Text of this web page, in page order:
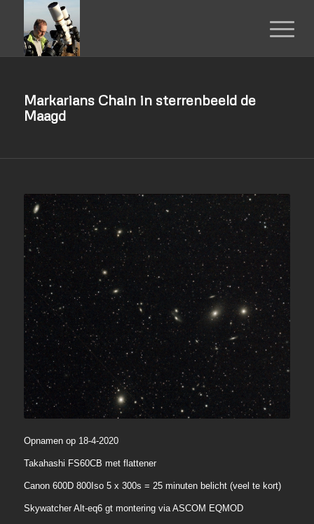
Markarians Chain in sterrenbeeld de
Maagd
Opnamen op 18-4-2020
Takahashi FS60CB met flattener
Canon 600D 800Iso 5 x 300s = 25 minuten belicht (veel te kort)
Skywatcher Alt-eq6 gt montering via ASCOM EQMOD